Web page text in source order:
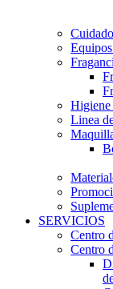
Higiene
Linea
SERVICIOS
Centro
Centro